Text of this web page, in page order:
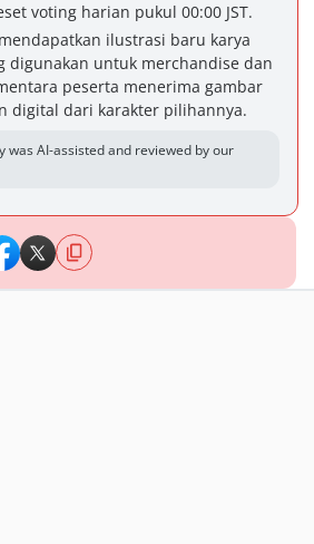
voting harian pukul 00:00 JST.
ilustrasi baru karya
digunakan untuk merchandise dan
peserta menerima gambar
digital dari karakter pilihannya.
was AI-assisted and reviewed by our